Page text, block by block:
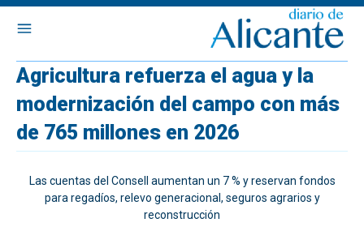
Agricultura refuerza el agua y la
modernización del campo con más
de 765 millones en 2026
Las cuentas del Consell aumentan un 7 % y reservan fondos
para regadíos, relevo generacional, seguros agrarios y
reconstrucción